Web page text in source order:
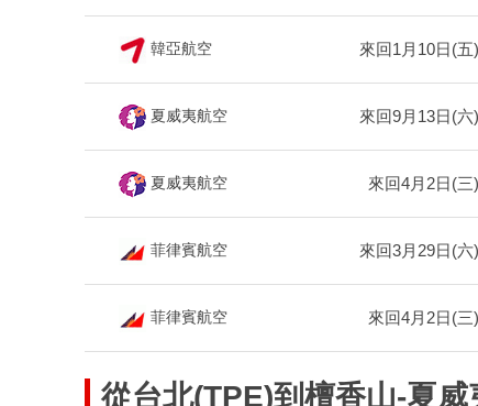
韓亞航空 來回1月10日(
夏威夷航空 來回9月13日(
夏威夷航空 來回4月2日(
菲律賓航空 來回3月29日(
菲律賓航空 來回4月2日(
從台北(TPE)到檀香山-夏